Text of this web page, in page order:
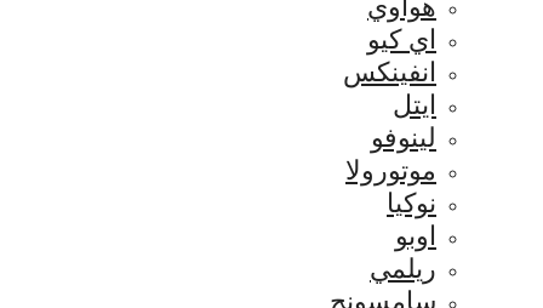
هواوي
اي كيو
انفينكس
ايتل
لينوفو
موتورولا
نوكيا
اوبو
ريلمي
سامسونج